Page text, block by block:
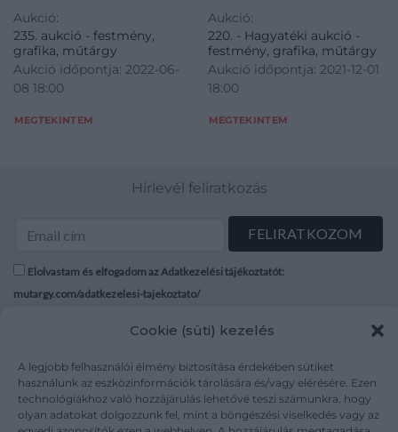
Cookie (süti) kezelés
A legjobb felhasználói élmény biztosítása érdekében sütiket
használunk az eszközinformációk tárolására és/vagy elérésére. Ezen
technológiákhoz való hozzájárulás lehetővé teszi számunkra, hogy
olyan adatokat dolgozzunk fel, mint a böngészési viselkedés vagy az
Aukció:
235. aukció - festmény,
grafika, műtárgy
Aukció időpontja: 2022-06-
08 18:00
MEGTEKINTEM
Aukció:
220. - Hagyatéki aukció -
festmény, grafika, műtárgy
Aukció időpontja: 2021-12-01
18:00
MEGTEKINTEM
Hírlevél feliratkozás
Elolvastam és elfogadom az Adatkezelési tájékoztatót:
mutargy.com/adatkezelesi-tajekoztato/
Médiaajánlat
Karrier
Kapcsolat
Áraink
ÁSZF
Adatvédelem
Impresszum